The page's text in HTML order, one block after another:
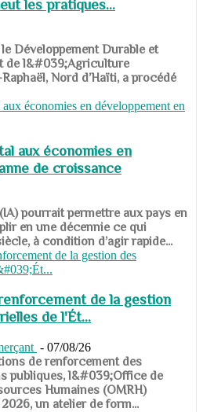
les pratiques...
Développement Durable et
de l&#039;Agriculture
Nord d’Haïti, a procédé
aux économies en
de croissance
pourrait permettre aux pays en
en une décennie ce qui
à condition d’agir rapide...
de la gestion
de l'Ét...
- 07/08/26
de renforcement des
publiques, l&#039;Office de
Humaines (OMRH)
un atelier de form...